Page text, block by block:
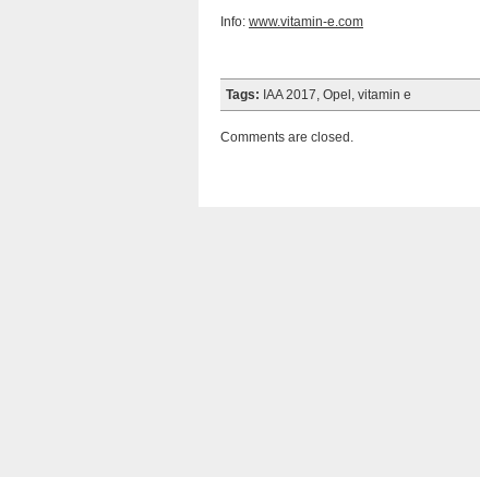
Info: www.vitamin-e.com
Tags: IAA 2017, Opel , vitamin e
Comments are closed.